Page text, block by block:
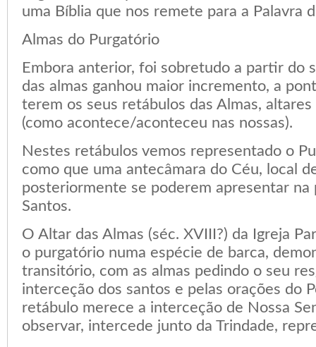
uma Bíblia que nos remete para a Palavra
Almas do Purgatório
Embora anterior, foi sobretudo a partir do
das almas ganhou maior incremento, a
terem os seus retábulos das Almas,
(como acontece/aconteceu nas nossas).
Nestes retábulos vemos representado o
como que uma antecâmara do Céu, local
posteriormente se poderem apresentar na
Santos.
O Altar das Almas (séc. XVIII?) da Igreja
o purgatório numa espécie de barca,
transitório, com as almas pedindo o seu
interceção dos santos e pelas orações do
retábulo merece a interceção de Nossa
observar, intercede junto da Trindade,